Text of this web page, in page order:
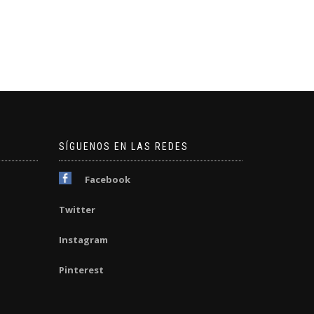
SÍGUENOS EN LAS REDES
Facebook
Twitter
Instagram
Pinterest